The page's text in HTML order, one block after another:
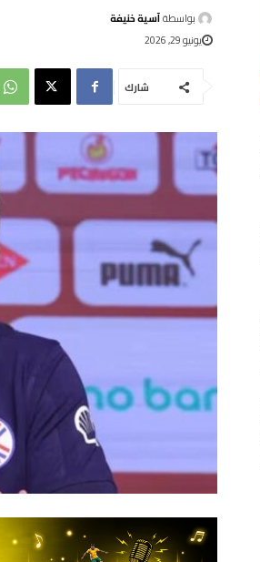
بواسطةآسية خنيفة
يونيو 29, 2026
شارك